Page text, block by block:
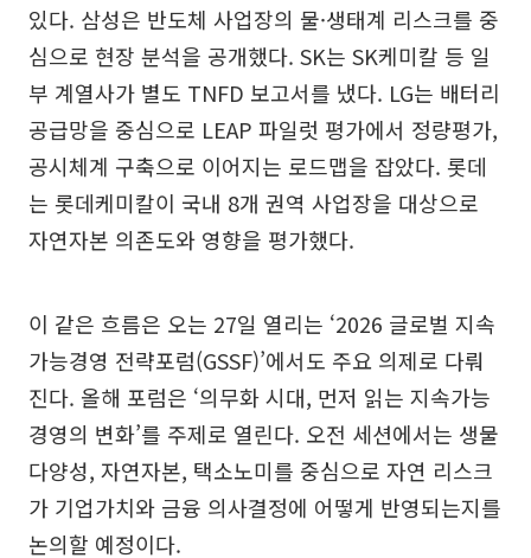
있다. 삼성은 반도체 사업장의 물·생태계 리스크를 중
심으로 현장 분석을 공개했다. SK는 SK케미칼 등 일
부 계열사가 별도 TNFD 보고서를 냈다. LG는 배터리
공급망을 중심으로 LEAP 파일럿 평가에서 정량평가,
공시체계 구축으로 이어지는 로드맵을 잡았다. 롯데
는 롯데케미칼이 국내 8개 권역 사업장을 대상으로
자연자본 의존도와 영향을 평가했다.
이 같은 흐름은 오는 27일 열리는 ‘2026 글로벌 지속
가능경영 전략포럼(GSSF)’에서도 주요 의제로 다뤄
진다. 올해 포럼은 ‘의무화 시대, 먼저 읽는 지속가능
경영의 변화’를 주제로 열린다. 오전 세션에서는 생물
다양성, 자연자본, 택소노미를 중심으로 자연 리스크
가 기업가치와 금융 의사결정에 어떻게 반영되는지를
논의할 예정이다.